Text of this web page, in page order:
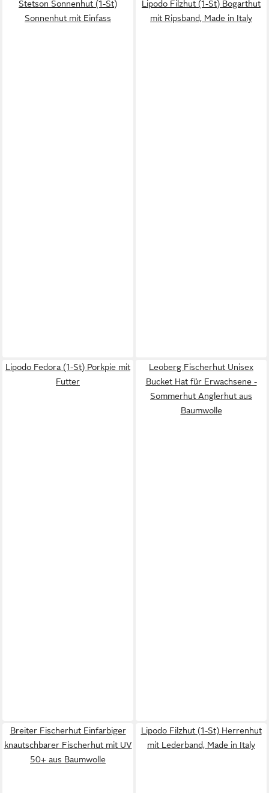
wasserdicht, atmungsaktiv)
für Outdoor-Abenteuer,
Stetson Sonnenhut (1-St)
Sonnenhut mit Einfass
Lipodo Filzhut (1-St) Bogarthut
mit Ripsband, Made in Italy
Lipodo Fedora (1-St) Porkpie mit
Futter
Leoberg Fischerhut Unisex
Bucket Hat für Erwachsene -
Sommerhut Anglerhut aus
Baumwolle
Breiter Fischerhut Einfarbiger
knautschbarer Fischerhut mit UV
50+ aus Baumwolle
Lipodo Filzhut (1-St) Herrenhut
mit Lederband, Made in Italy